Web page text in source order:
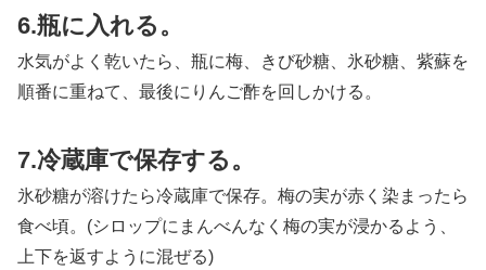
6.瓶に入れる。
水気がよく乾いたら、瓶に梅、きび砂糖、氷砂糖、紫蘇を
順番に重ねて、最後にりんご酢を回しかける。
7.冷蔵庫で保存する。
氷砂糖が溶けたら冷蔵庫で保存。梅の実が赤く染まったら
食べ頃。(シロップにまんべんなく梅の実が浸かるよう、
上下を返すように混ぜる)